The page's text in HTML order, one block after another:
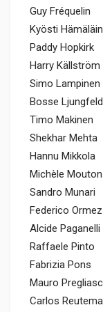
Guy Fréquelin
Kyösti
Paddy Hopkirk
Harry Källström
Simo Lampinen
Bosse
Timo Makinen
Shekhar Mehta
Hannu Mikkola
Michèle Mouton
Sandro Munari
Federico
Alcide Paganelli
Raffaele Pinto
Fabrizia Pons
Mauro
Carlos